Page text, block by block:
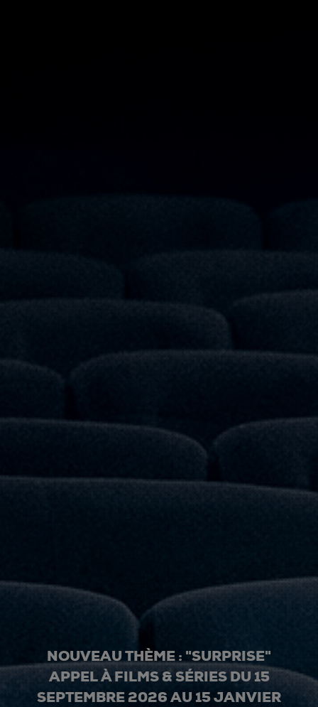
NOUVEAU THÈME : "SURPRISE"
APPEL À FILMS & SÉRIES DU 15
SEPTEMBRE 2026 AU 15 JANVIER